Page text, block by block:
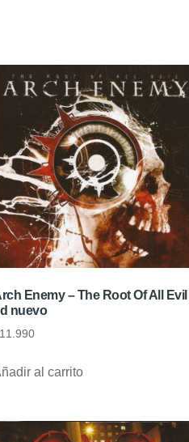
Enemy – The Root Of All Evil
nuevo
11.990
al carrito